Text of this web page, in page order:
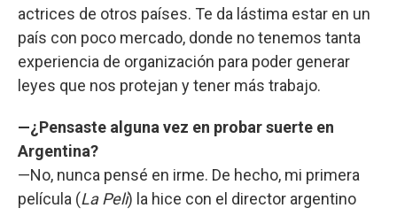
actrices de otros países. Te da lástima estar en un
país con poco mercado, donde no tenemos tanta
experiencia de organización para poder generar
leyes que nos protejan y tener más trabajo.
—¿Pensaste alguna vez en probar suerte en
Argentina?
—No, nunca pensé en irme. De hecho, mi primera
película (La Peli) la hice con el director argentino